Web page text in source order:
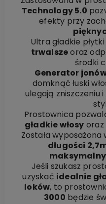
Technology 5.0
efekty przy
Ultra gładkie
trwalszeoraz
środki
Generator
domknąć łuski
ulegają zniszczeniu
Prostownica
gładkie włosy oraz
Została wyposażona
długości
Jeśli szukasz
uzyskać idealnie
loków, to
3000 będzie